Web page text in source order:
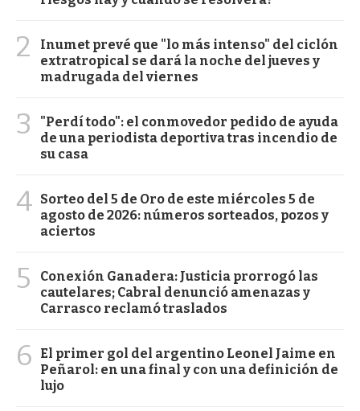
2
Inumet prevé que "lo más intenso" del ciclón
extratropical se dará la noche del jueves y
madrugada del viernes
3
"Perdí todo": el conmovedor pedido de ayuda
de una periodista deportiva tras incendio de
su casa
4 Sorteo del 5 de Oro de este miércoles 5 de
agosto de 2026: números sorteados, pozos y
aciertos
5
Conexión Ganadera: Justicia prorrogó las
cautelares; Cabral denunció amenazas y
Carrasco reclamó traslados
6
El primer gol del argentino Leonel Jaime en
Peñarol: en una final y con una definición de
lujo